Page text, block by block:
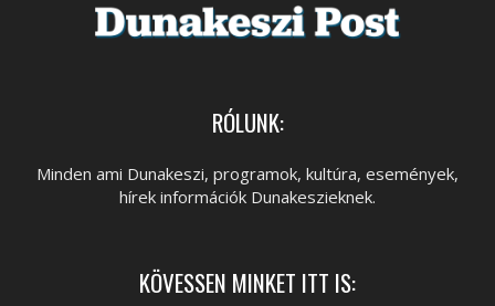
RÓLUNK:
Minden ami Dunakeszi, programok, kultúra, események,
hírek információk Dunakeszieknek.
KÖVESSEN MINKET ITT IS: